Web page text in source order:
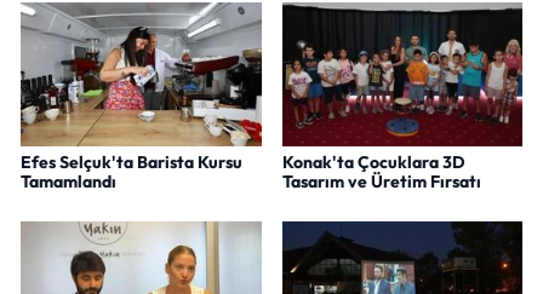
Efes Selçuk'ta Barista Kursu
Tamamlandı
Konak'ta Çocuklara 3D
Tasarım ve Üretim Fırsatı